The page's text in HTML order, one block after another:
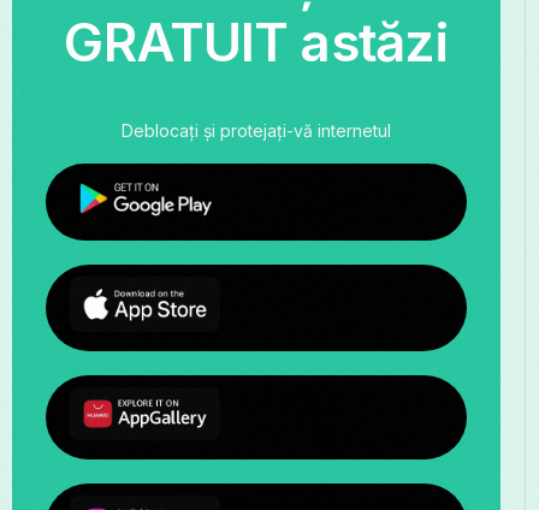
GRATUIT astăzi
Deblocați și protejați-vă internetul